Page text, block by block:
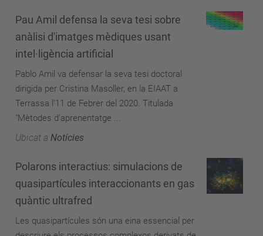
Pau Amil defensa la seva tesi sobre
anàlisi d'imatges mèdiques usant
intel·ligència artificial
Pablo Amil va defensar la seva tesi doctoral
dirigida per Cristina Masoller, en la EIAAT a
Terrassa l’11 de Febrer del 2020. Titulada
"Mètodes d'aprenentatge ...
Ubicat a Notícies
Polarons interactius: simulacions de
quasipartícules interaccionants en gas
quàntic ultrafred
Les quasipartícules són una eina essencial per